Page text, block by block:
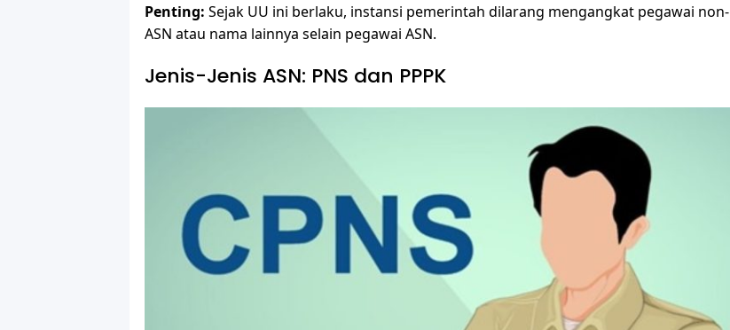
Penting: Sejak UU ini berlaku, instansi pemerintah dilarang mengangkat pegawai non-
ASN atau nama lainnya selain pegawai ASN.
Jenis-Jenis ASN: PNS dan PPPK